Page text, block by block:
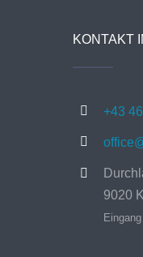
KONTAKT
+43
9020